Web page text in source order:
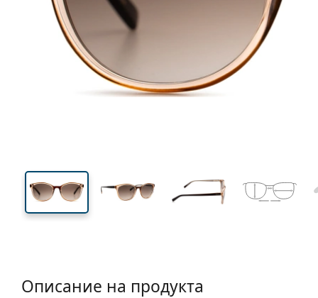
41 mm
Височина на стъклото
52 mm
Ширина на стъклото
Ширина
на
Описание на продукта